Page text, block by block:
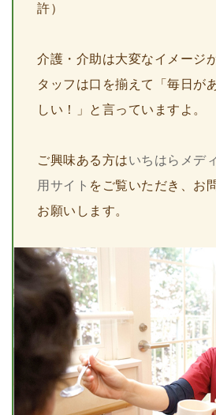
許）
介護・介助は大変なイメージ
タッフは口を揃えて「毎日が
しい！」と言っていますよ。
ご興味ある方はいちはらメデ
用サイト をご覧いただき、お
お願いします。